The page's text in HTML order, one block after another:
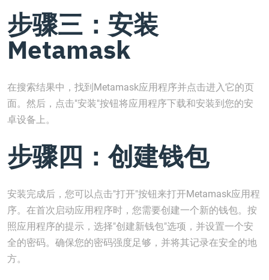
步骤三：安装
Metamask
在搜索结果中，找到Metamask应用程序并点击进入它的页
面。然后，点击"安装"按钮将应用程序下载和安装到您的安
卓设备上。
步骤四：创建钱包
安装完成后，您可以点击"打开"按钮来打开Metamask应用程
序。在首次启动应用程序时，您需要创建一个新的钱包。按
照应用程序的提示，选择"创建新钱包"选项，并设置一个安
全的密码。确保您的密码强度足够，并将其记录在安全的地
方。